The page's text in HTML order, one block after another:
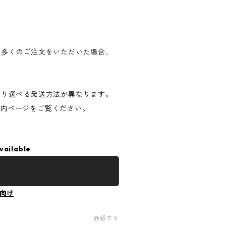
くのご注文をいただいた場合、
選べる発送方法が異なります。
ページをご覧ください。
け
通報する